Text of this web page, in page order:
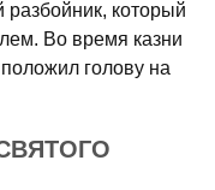
разбойник, который
Во время казни
голову на